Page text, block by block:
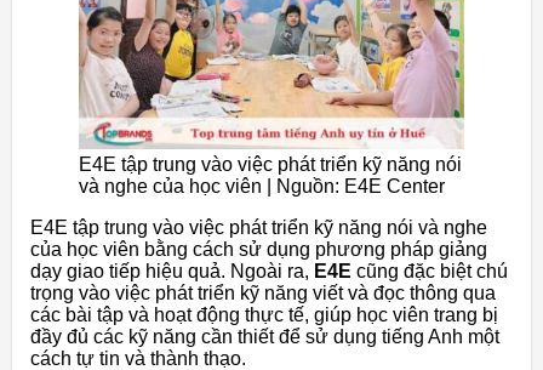
E4E tập trung vào việc phát triển kỹ năng nói
và nghe của học viên | Nguồn: E4E Center
E4E tập trung vào việc phát triển kỹ năng nói và nghe
của học viên bằng cách sử dụng phương pháp giảng
dạy giao tiếp hiệu quả. Ngoài ra, E4E cũng đặc biệt chú
trọng vào việc phát triển kỹ năng viết và đọc thông qua
các bài tập và hoạt động thực tế, giúp học viên trang bị
đầy đủ các kỹ năng cần thiết để sử dụng tiếng Anh một
cách tự tin và thành thạo.